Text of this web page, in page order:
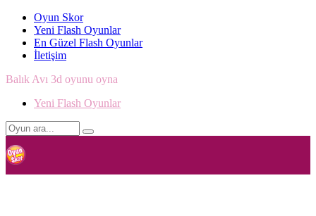
Oyun Skor
Yeni Flash Oyunlar
En Güzel Flash Oyunlar
İletişim
Balık Avı 3d oyunu oyna
Yeni Flash Oyunlar